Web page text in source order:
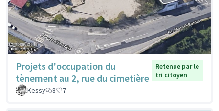
Projets d'occupation du
tènement au 2, rue du cimetière
Retenue par le
tri citoyen
Kessy
8 7